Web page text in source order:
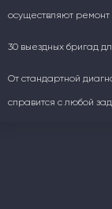
осуществляют ремонт
30 выездных бригад
От стандартной
справится с любой